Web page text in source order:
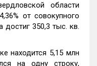
области
от совокупного
350,3 тыс. кв.
находится 5,15 млн
на одну строку,